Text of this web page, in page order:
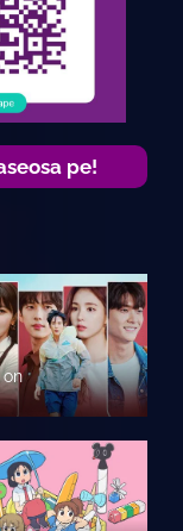
pe!
on